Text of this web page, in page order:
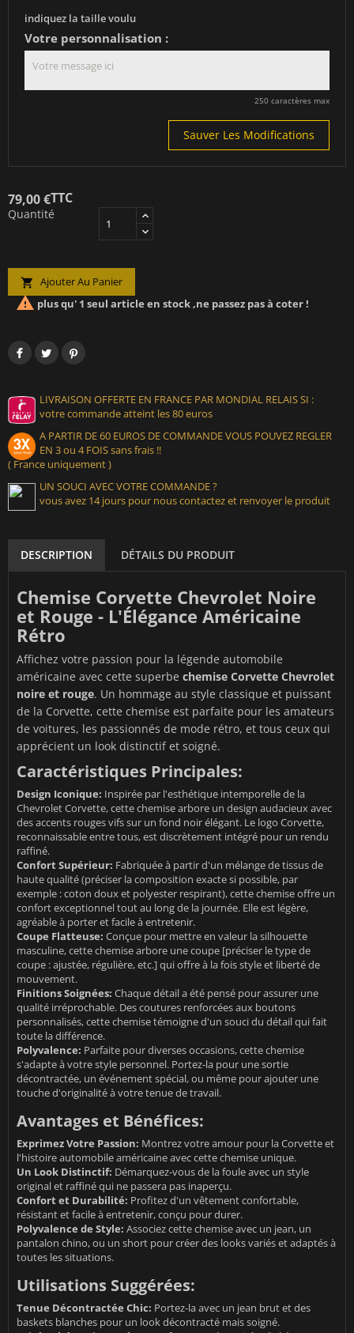
indiquez la taille voulu
Votre personnalisation :
250 caractères max
Sauver Les Modifications
79,00 €TTC
Quantité
 Ajouter Au Panier
 plus qu' 1 seul article en stock ,ne passez pas à coter !
LIVRAISON OFFERTE EN FRANCE PAR MONDIAL RELAIS SI :
votre commande atteint les 80 euros
A PARTIR DE 60 EUROS DE COMMANDE VOUS POUVEZ REGLER
EN 3 ou 4 FOIS sans frais !!
( France uniquement )
UN SOUCI AVEC VOTRE COMMANDE ?
vous avez 14 jours pour nous contactez et renvoyer le produit
DESCRIPTION DÉTAILS DU PRODUIT
Chemise Corvette Chevrolet Noire
et Rouge - L'Élégance Américaine
Rétro
Affichez votre passion pour la légende automobile
américaine avec cette superbe chemise Corvette Chevrolet
noire et rouge. Un hommage au style classique et puissant
de la Corvette, cette chemise est parfaite pour les amateurs
de voitures, les passionnés de mode rétro, et tous ceux qui
apprécient un look distinctif et soigné.
Caractéristiques Principales:
Design Iconique: Inspirée par l'esthétique intemporelle de la
Chevrolet Corvette, cette chemise arbore un design audacieux avec
des accents rouges vifs sur un fond noir élégant. Le logo Corvette,
reconnaissable entre tous, est discrètement intégré pour un rendu
raffiné.
Confort Supérieur: Fabriquée à partir d'un mélange de tissus de
haute qualité (préciser la composition exacte si possible, par
exemple : coton doux et polyester respirant), cette chemise offre un
confort exceptionnel tout au long de la journée. Elle est légère,
agréable à porter et facile à entretenir.
Coupe Flatteuse: Conçue pour mettre en valeur la silhouette
masculine, cette chemise arbore une coupe [préciser le type de
coupe : ajustée, régulière, etc.] qui offre à la fois style et liberté de
mouvement.
Finitions Soignées: Chaque détail a été pensé pour assurer une
qualité irréprochable. Des coutures renforcées aux boutons
personnalisés, cette chemise témoigne d'un souci du détail qui fait
toute la différence.
Polyvalence: Parfaite pour diverses occasions, cette chemise
s'adapte à votre style personnel. Portez-la pour une sortie
décontractée, un événement spécial, ou même pour ajouter une
touche d'originalité à votre tenue de travail.
Avantages et Bénéfices:
Exprimez Votre Passion: Montrez votre amour pour la Corvette et
l'histoire automobile américaine avec cette chemise unique.
Un Look Distinctif: Démarquez-vous de la foule avec un style
original et raffiné qui ne passera pas inaperçu.
Confort et Durabilité: Profitez d'un vêtement confortable,
résistant et facile à entretenir, conçu pour durer.
Polyvalence de Style: Associez cette chemise avec un jean, un
pantalon chino, ou un short pour créer des looks variés et adaptés à
toutes les situations.
Utilisations Suggérées:
Tenue Décontractée Chic: Portez-la avec un jean brut et des
baskets blanches pour un look décontracté mais soigné.